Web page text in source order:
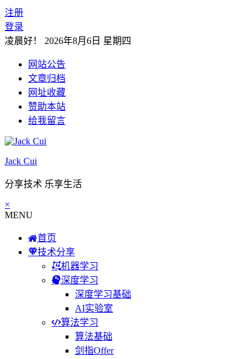
注册
登录
凌晨好！ 2026年8月6日 星期四
网站公告
文章归档
网址收藏
赞助本站
给我留言
Jack Cui
分享技术 乐享生活
×
MENU
首页
技术分享
机器学习
深度学习
深度学习基础
AI实验室
算法学习
算法基础
剑指Offer